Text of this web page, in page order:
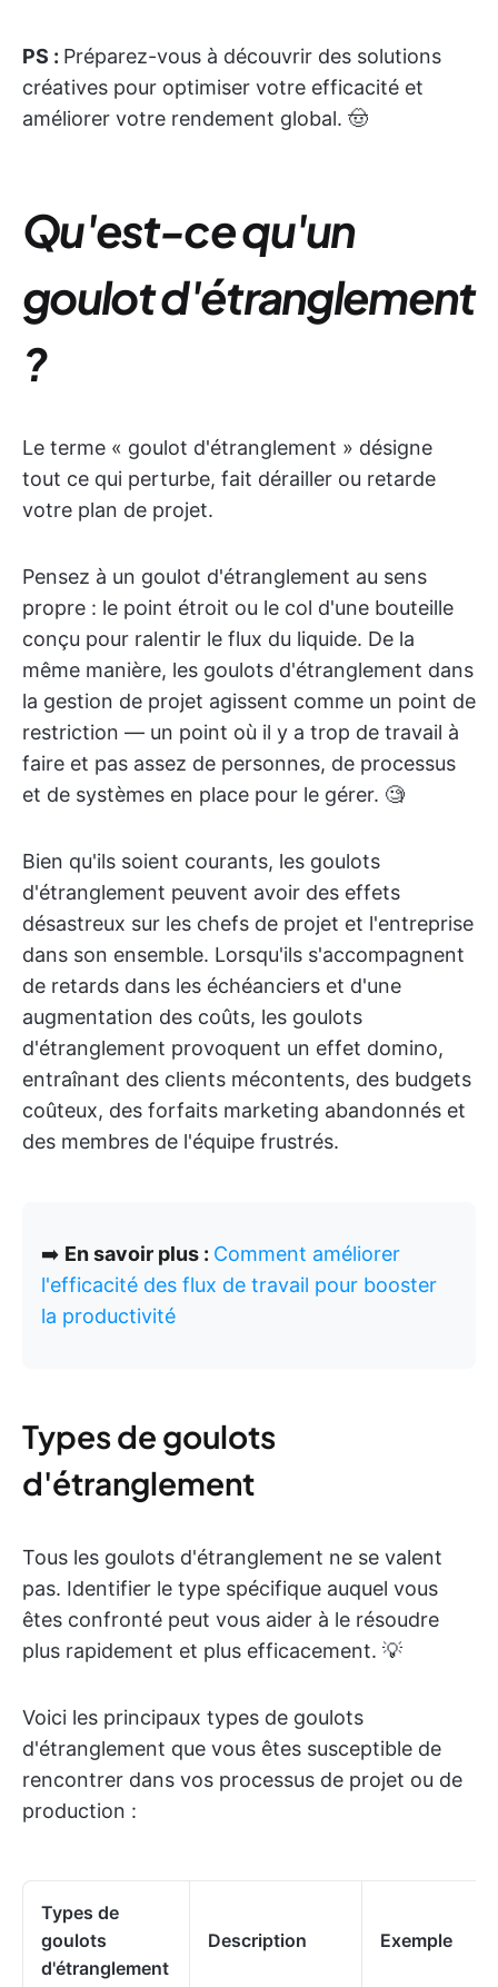
PS : Préparez-vous à découvrir des solutions
créatives pour optimiser votre efficacité et
améliorer votre rendement global. 🤠
Qu'est-ce qu'un
goulot d'étranglement
?
Le terme « goulot d'étranglement » désigne
tout ce qui perturbe, fait dérailler ou retarde
votre plan de projet.
Pensez à un goulot d'étranglement au sens
propre : le point étroit ou le col d'une bouteille
conçu pour ralentir le flux du liquide. De la
même manière, les goulots d'étranglement dans
la gestion de projet agissent comme un point de
restriction — un point où il y a trop de travail à
faire et pas assez de personnes, de processus
et de systèmes en place pour le gérer. 🧐
Bien qu'ils soient courants, les goulots
d'étranglement peuvent avoir des effets
désastreux sur les chefs de projet et l'entreprise
dans son ensemble. Lorsqu'ils s'accompagnent
de retards dans les échéanciers et d'une
augmentation des coûts, les goulots
d'étranglement provoquent un effet domino,
entraînant des clients mécontents, des budgets
coûteux, des forfaits marketing abandonnés et
des membres de l'équipe frustrés.
➡️ En savoir plus : Comment améliorer
l'efficacité des flux de travail pour booster
la productivité
Types de goulots
d'étranglement
Tous les goulots d'étranglement ne se valent
pas. Identifier le type spécifique auquel vous
êtes confronté peut vous aider à le résoudre
plus rapidement et plus efficacement. 💡
Voici les principaux types de goulots
d'étranglement que vous êtes susceptible de
rencontrer dans vos processus de projet ou de
production :
Types de
goulots
d'étranglement
Description Exemple